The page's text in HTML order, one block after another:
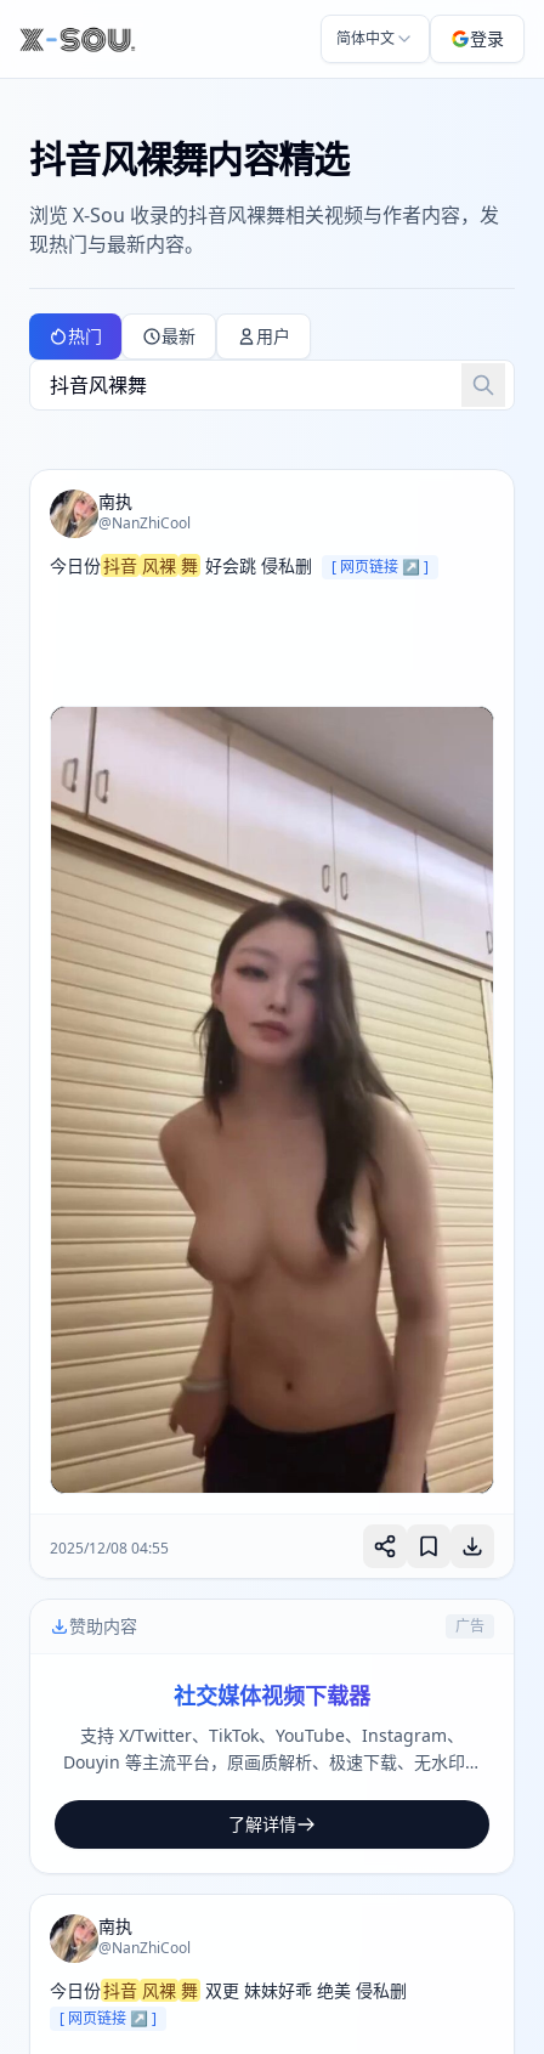
简体中文 登录
抖音风裸舞内容精选
浏览 X-Sou 收录的抖音风裸舞相关视频与作者内容，发
现热门与最新内容。
热门 最新 用户
南执
@NanZhiCool
今日份抖音 风裸 舞 好会跳 侵私删 [ 网页链接 ↗ ]
2025/12/08 04:55
赞助内容 广告
社交媒体视频下载器
支持 X/Twitter、TikTok、YouTube、Instagram、
Douyin 等主流平台，原画质解析、极速下载、无水印保
了解详情
南执
@NanZhiCool
今日份抖音 风裸 舞 双更 妹妹好乖 绝美 侵私删
[ 网页链接 ↗ ]